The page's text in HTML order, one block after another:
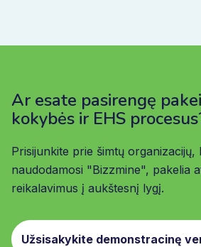
Ar esate pasirengę
kokybės ir EHS
Prisijunkite prie šimtų organizacijų,
naudodamosi "Bizzmine", pakelia
reikalavimus į aukštesnį lygį.
Užsisakykite demonstracinę